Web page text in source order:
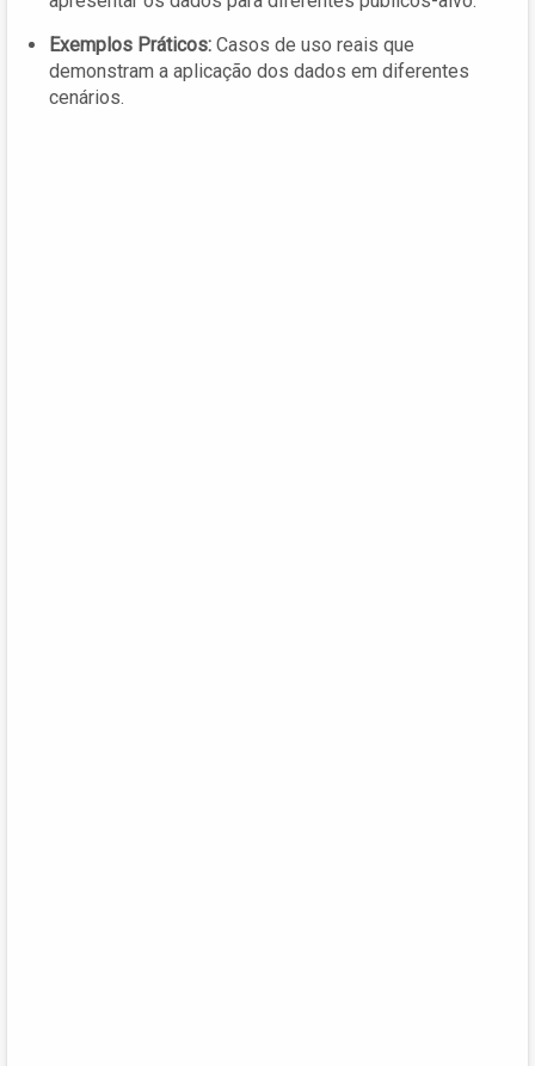
Exemplos Práticos: Casos de uso reais que
demonstram a aplicação dos dados em diferentes
cenários.